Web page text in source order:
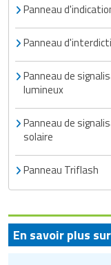
Panneau
Panneau
Panneau de
lumineux
Panneau de
solaire
Panneau Triflash
En savoir plus